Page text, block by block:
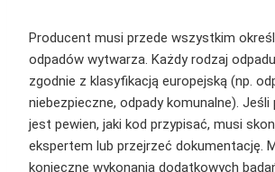
Producent musi przede wszystkim
odpadów wytwarza. Każdy rodzaj
zgodnie z klasyfikacją europejską (np.
niebezpieczne, odpady komunalne).
jest pewien, jaki kod przypisać, musi
ekspertem lub przejrzeć dokumentację.
konieczne wykonania dodatkowych